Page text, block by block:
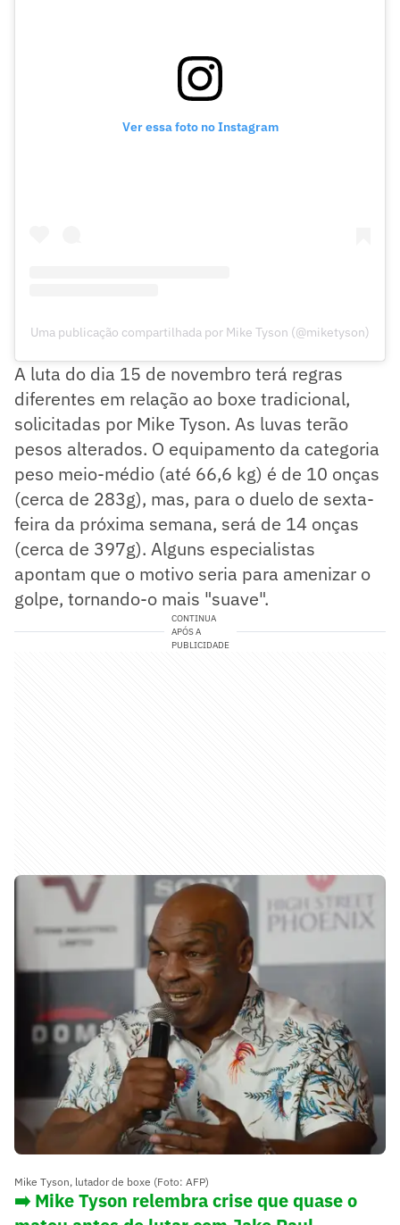
Ver essa foto no Instagram
Uma publicação compartilhada por Mike Tyson (@miketyson)
A luta do dia 15 de novembro terá regras
diferentes em relação ao boxe tradicional,
solicitadas por Mike Tyson. As luvas terão
pesos alterados. O equipamento da categoria
peso meio-médio (até 66,6 kg) é de 10 onças
(cerca de 283g), mas, para o duelo de sexta-
feira da próxima semana, será de 14 onças
(cerca de 397g). Alguns especialistas
apontam que o motivo seria para amenizar o
golpe, tornando-o mais "suave".
CONTINUA
APÓS A
PUBLICIDADE
Mike Tyson, lutador de boxe (Foto: AFP)
➡️ Mike Tyson relembra crise que quase o